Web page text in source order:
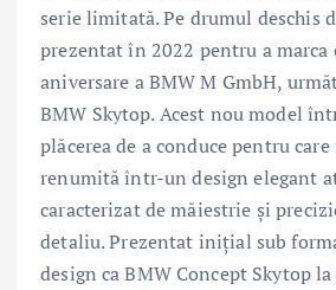
serie limitată. Pe drumul deschis
prezentat în 2022 pentru a marca
aniversare a BMW M GmbH,
BMW Skytop. Acest nou model
plăcerea de a conduce pentru care
renumită într-un design elegant
caracterizat de măiestrie şi
detaliu. Prezentat iniţial sub
design ca BMW Concept Skytop